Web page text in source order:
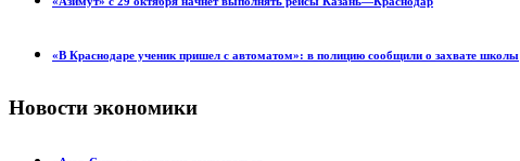
«В Краснодаре ученик пришел с автоматом»: в полицию сообщили о захвате школы
Новости экономики